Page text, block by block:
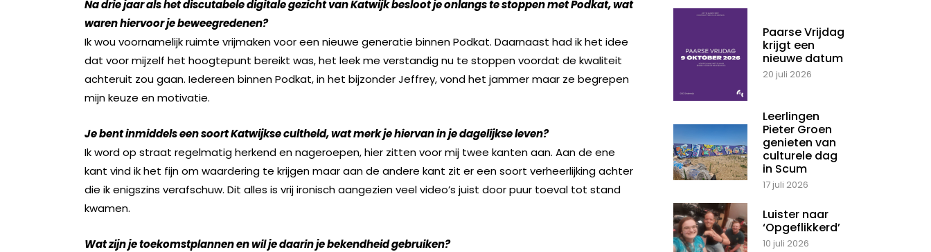
Na drie jaar als het discutabele digitale gezicht van Katwijk besloot je onlangs te stoppen met Podkat, wat
waren hiervoor je beweegredenen?
Ik wou voornamelijk ruimte vrijmaken voor een nieuwe generatie binnen Podkat. Daarnaast had ik het idee
dat voor mijzelf het hoogtepunt bereikt was, het leek me verstandig nu te stoppen voordat de kwaliteit
achteruit zou gaan. Iedereen binnen Podkat, in het bijzonder Jeffrey, vond het jammer maar ze begrepen
mijn keuze en motivatie.
Je bent inmiddels een soort Katwijkse cultheld, wat merk je hiervan in je dagelijkse leven?
Ik word op straat regelmatig herkend en nageroepen, hier zitten voor mij twee kanten aan. Aan de ene
kant vind ik het fijn om waardering te krijgen maar aan de andere kant zit er een soort verheerlijking achter
die ik enigszins verafschuw. Dit alles is vrij ironisch aangezien veel video’s juist door puur toeval tot stand
kwamen.
Wat zijn je toekomstplannen en wil je daarin je bekendheid gebruiken?
Paarse Vrijdag
krijgt een
nieuwe datum
20 juli 2026
Leerlingen
Pieter Groen
genieten van
culturele dag
in Scum
17 juli 2026
Luister naar
‘Opgeflikkerd’
10 juli 2026